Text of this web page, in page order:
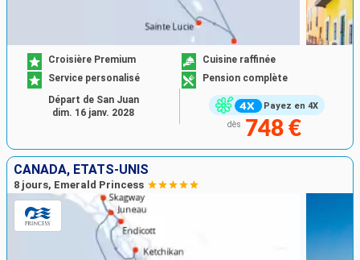
Payez en 4X
Croisière Premium
Cuisine raffinée
Service personalisé
Pension complète
dès 748 €
Départ de San Juan
dim. 16 janv. 2028
CANADA, ÉTATS-UNIS
8 jours, Emerald Princess